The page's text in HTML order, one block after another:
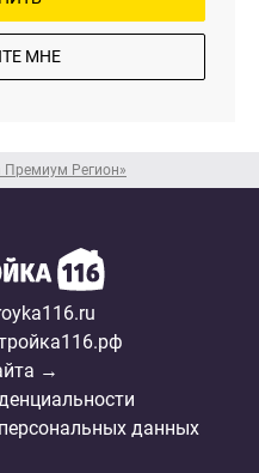
Регион»
МНЕ
→
данных